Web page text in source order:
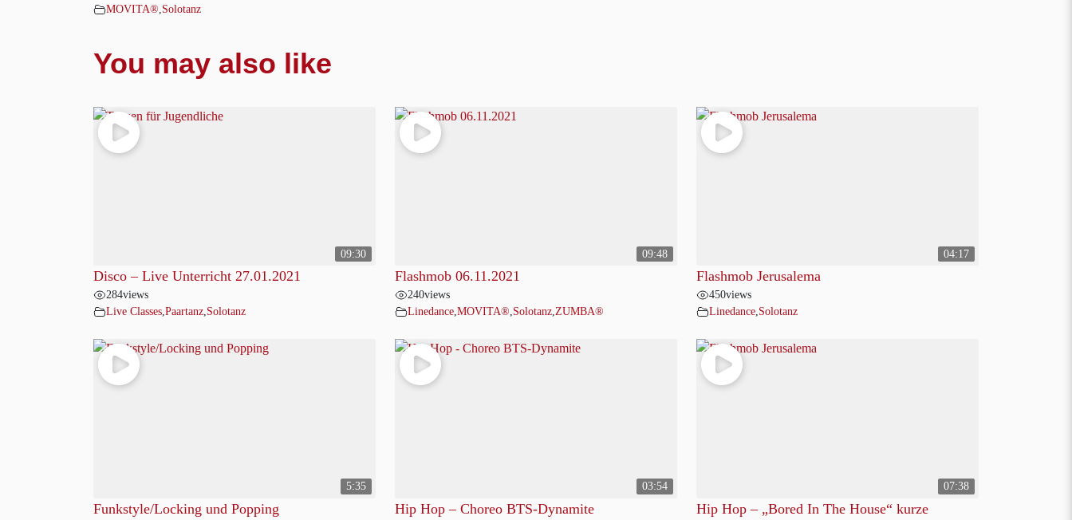
MOVITA®,Solotanz
You may also like
09:30
Disco – Live Unterricht 27.01.2021
284views
Live Classes,Paartanz,Solotanz
09:48
Flashmob 06.11.2021
240views
Linedance,MOVITA®,Solotanz,ZUMBA®
04:17
Flashmob Jerusalema
450views
Linedance,Solotanz
5:35
Funkstyle/Locking und Popping
03:54
Hip Hop – Choreo BTS-Dynamite
07:38
Hip Hop – „Bored In The House“ kurze